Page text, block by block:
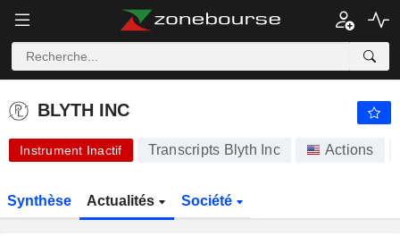
BLYTH INC - $ -
BLYTH INC
Instrument Inactif Transcripts Blyth Inc Actions
Synthèse Actualités Société